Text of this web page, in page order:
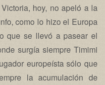
hoy, no apeló a la
como lo hizo el Europa
que se llevó a pasear el
surgía siempre Timimi
europeísta sólo que
la acumulación de